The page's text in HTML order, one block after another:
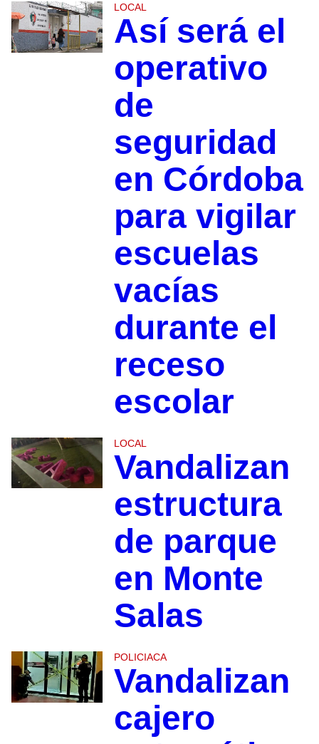
LOCAL
Así será el
operativo
de
seguridad
en Córdoba
para vigilar
escuelas
vacías
durante el
receso
escolar
LOCAL
Vandalizan
estructura
de parque
en Monte
Salas
POLICIACA
Vandalizan
cajero